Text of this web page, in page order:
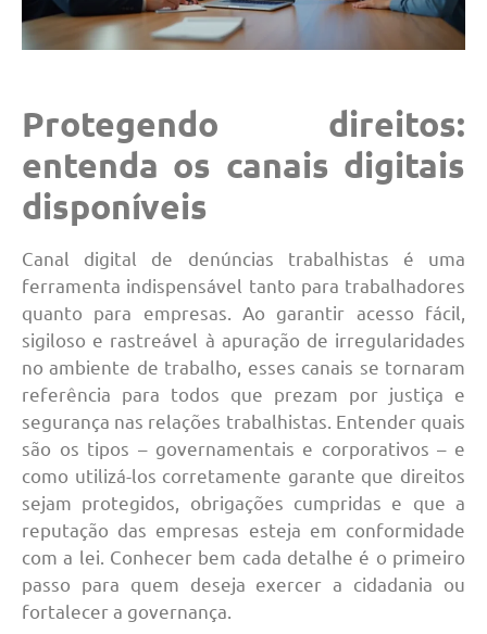
Protegendo direitos:
entenda os canais digitais
disponíveis
Canal digital de denúncias trabalhistas é uma
ferramenta indispensável tanto para trabalhadores
quanto para empresas. Ao garantir acesso fácil,
sigiloso e rastreável à apuração de irregularidades
no ambiente de trabalho, esses canais se tornaram
referência para todos que prezam por justiça e
segurança nas relações trabalhistas. Entender quais
são os tipos – governamentais e corporativos – e
como utilizá-los corretamente garante que direitos
sejam protegidos, obrigações cumpridas e que a
reputação das empresas esteja em conformidade
com a lei. Conhecer bem cada detalhe é o primeiro
passo para quem deseja exercer a cidadania ou
fortalecer a governança.